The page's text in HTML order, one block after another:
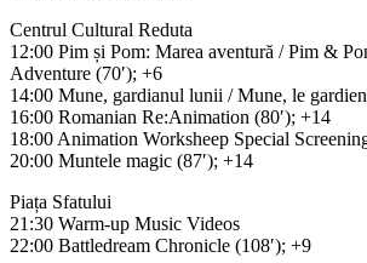
Centrul Cultural Reduta
12:00 Pim și Pom: Marea aventură / Pim &
Adventure (70′); +6
14:00 Mune, gardianul lunii / Mune, le
16:00 Romanian Re:Animation (80′); +14
18:00 Animation Worksheep Special
20:00 Muntele magic (87′); +14
Piața Sfatului
21:30 Warm-up Music Videos
22:00 Battledream Chronicle (108′); +9